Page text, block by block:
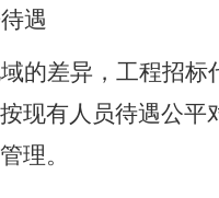
遇
的差异，工程招
现有人员待遇公
理。